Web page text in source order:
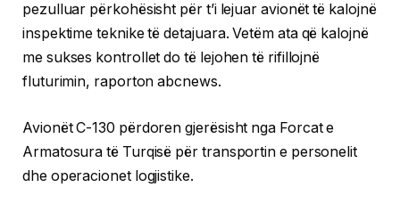
pezulluar përkohësisht për t’i lejuar avionët të kalojnë
inspektime teknike të detajuara. Vetëm ata që kalojnë
me sukses kontrollet do të lejohen të rifillojnë
fluturimin, raporton abcnews.
Avionët C-130 përdoren gjerësisht nga Forcat e
Armatosura të Turqisë për transportin e personelit
dhe operacionet logjistike.